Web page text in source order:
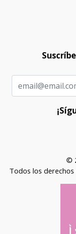
©
Todos los derechos